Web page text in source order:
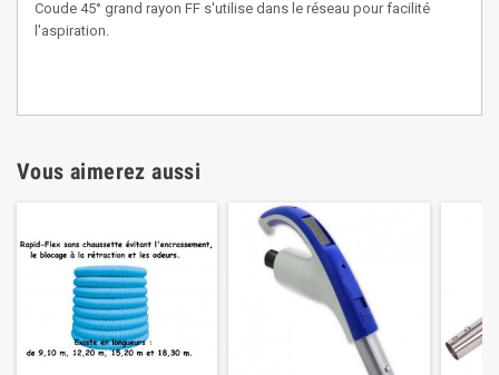
Coude 45° grand rayon FF s'utilise dans le réseau pour facilité
l'aspiration.
Vous aimerez aussi